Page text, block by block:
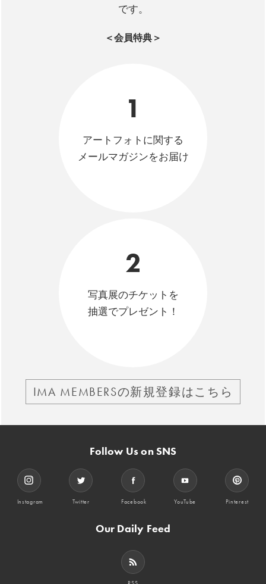
です。
＜会員特典＞
1
アートフォトに関する
メールマガジンをお届け
2
写真展のチケットを
抽選でプレゼント！
IMA MEMBERSの新規登録はこちら
Follow Us on SNS
Instagram Twitter Facebook YouTube Pinterest
Our Daily Feed